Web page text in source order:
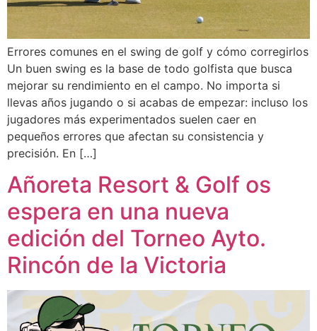
Errores comunes en el swing de golf y cómo corregirlos
Un buen swing es la base de todo golfista que busca
mejorar su rendimiento en el campo. No importa si
llevas años jugando o si acabas de empezar: incluso los
jugadores más experimentados suelen caer en
pequeños errores que afectan su consistencia y
precisión. En […]
Añoreta Resort & Golf os
espera en una nueva
edición del Torneo Ayto.
Rincón de la Victoria